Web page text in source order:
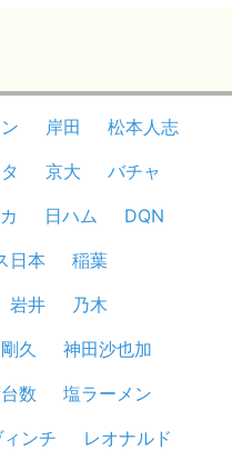
岸田
松本人志
京大
バチャ
日ハム
DQN
日本
稲葉
岩井
乃木
久
神田沙也加
数
塩ラーメン
ィンチ
レオナルド